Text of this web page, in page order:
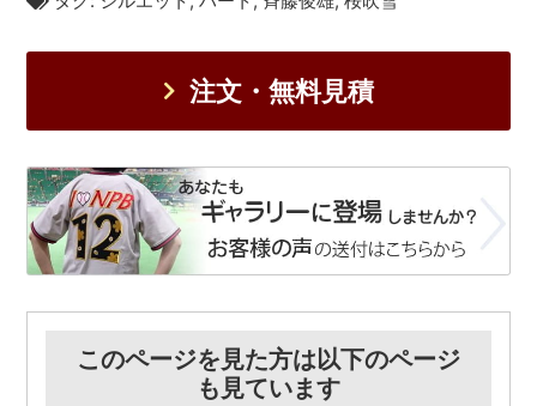
注文・無料見積
このページを見た方は以下のページ
も見ています